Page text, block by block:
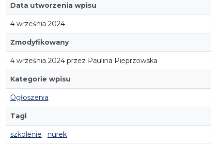
Data utworzenia wpisu
4 września 2024
Zmodyfikowany
4 września 2024 przez Paulina Pieprzowska
Kategorie wpisu
Ogłoszenia
Tagi
szkolenie nurek